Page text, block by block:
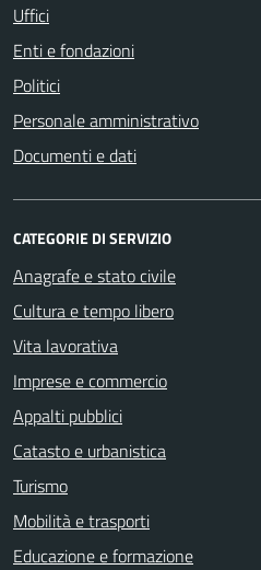
Uffici
Enti e fondazioni
Politici
Personale amministrativo
Documenti e dati
CATEGORIE DI SERVIZIO
Anagrafe e stato civile
Cultura e tempo libero
Vita lavorativa
Imprese e commercio
Appalti pubblici
Catasto e urbanistica
Turismo
Mobilità e trasporti
Educazione e formazione